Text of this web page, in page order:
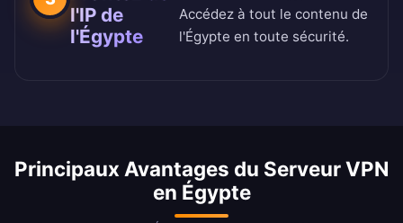
l'IP de
l'Égypte
Accédez à tout le contenu de
l'Égypte en toute sécurité.
Principaux Avantages du Serveur VPN
en Égypte